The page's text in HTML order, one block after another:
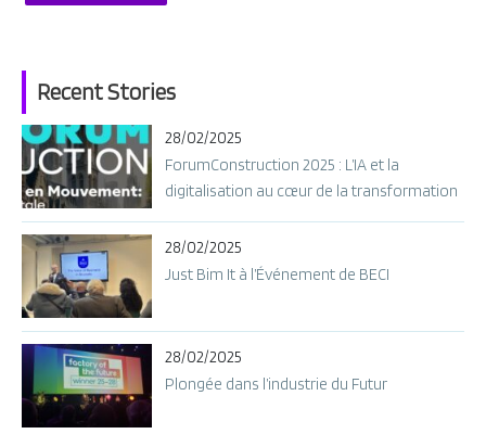
Recent Stories
28/02/2025
ForumConstruction 2025 : L’IA et la
digitalisation au cœur de la transformation
28/02/2025
Just Bim It à l’Événement de BECI
28/02/2025
Plongée dans l’industrie du Futur